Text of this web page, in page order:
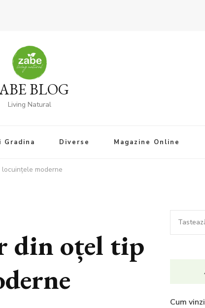
BLOG
Living Natural
Gradina Diverse Magazine Online
moderne
din oțel tip
Cauți
ceva?
Cum